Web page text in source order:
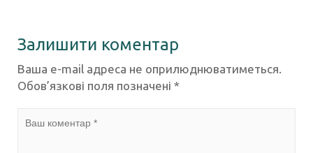
Залишити коментар
Ваша e-mail адреса не оприлюднюватиметься.
Обов’язкові поля позначені *